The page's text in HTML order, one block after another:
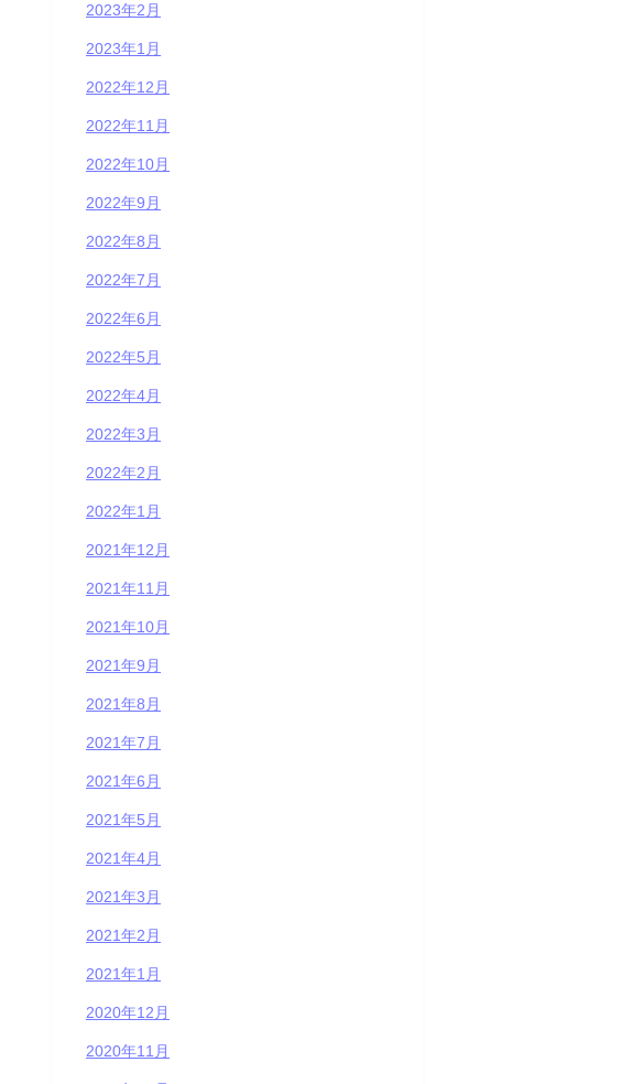
2023年2月
2023年1月
2022年12月
2022年11月
2022年10月
2022年9月
2022年8月
2022年7月
2022年6月
2022年5月
2022年4月
2022年3月
2022年2月
2022年1月
2021年12月
2021年11月
2021年10月
2021年9月
2021年8月
2021年7月
2021年6月
2021年5月
2021年4月
2021年3月
2021年2月
2021年1月
2020年12月
2020年11月